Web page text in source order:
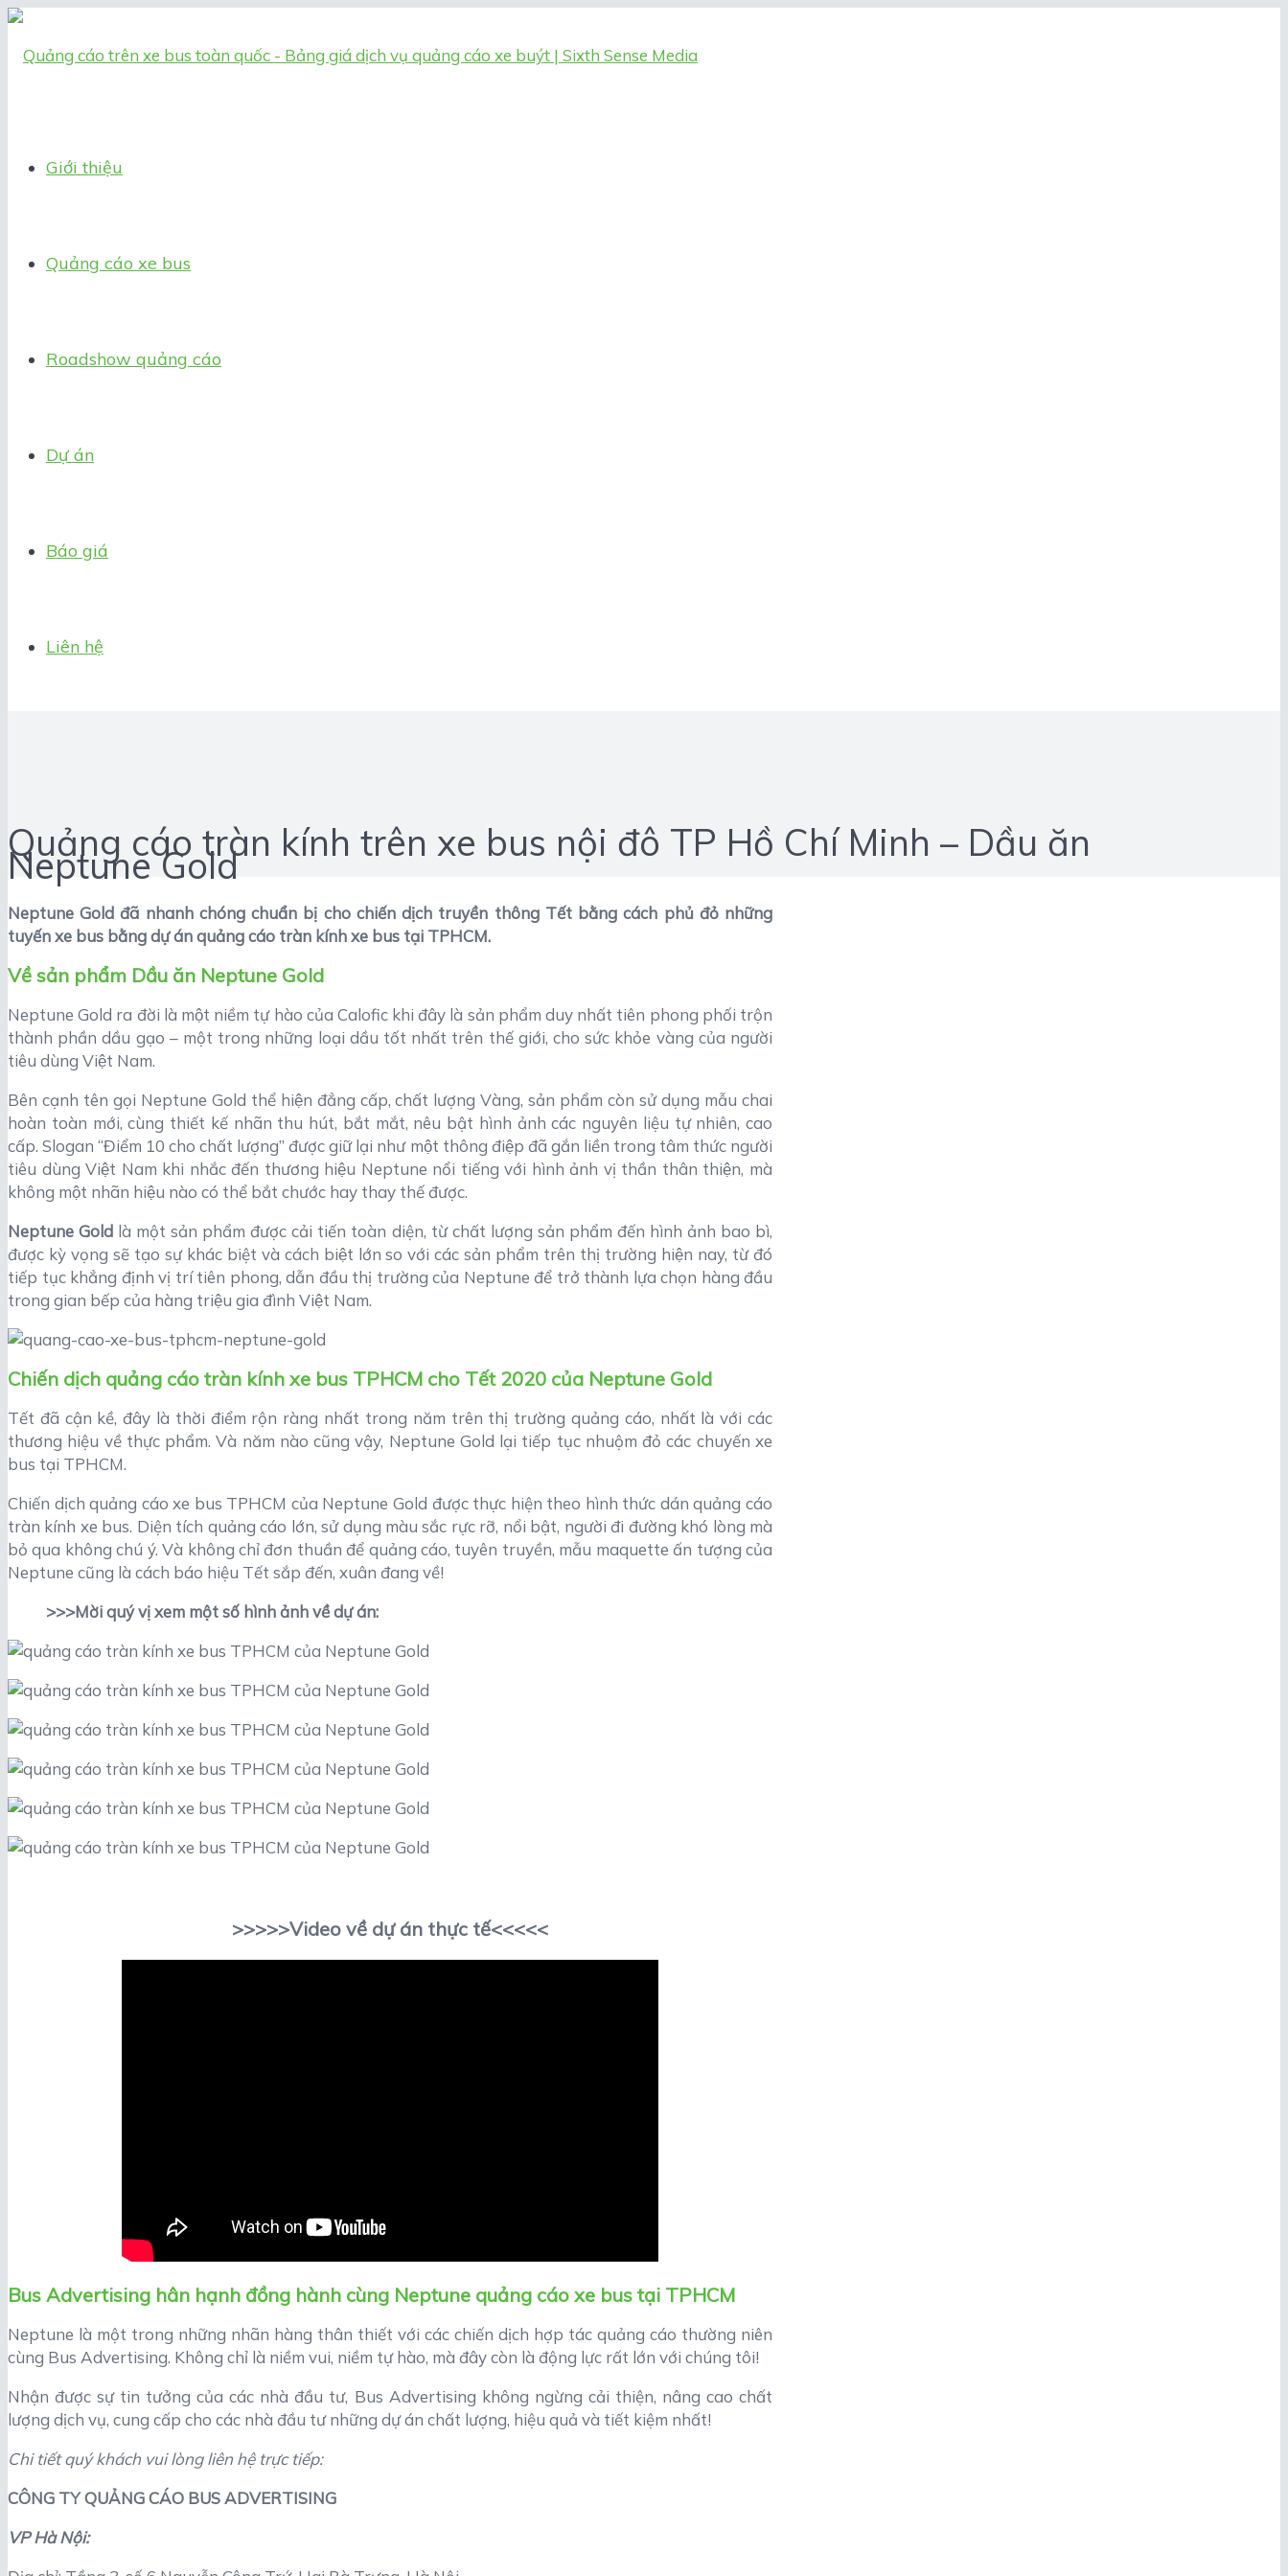
Giới thiệu
Quảng cáo xe bus
Roadshow quảng cáo
Dự án
Báo giá
Liên hệ
Quảng cáo tràn kính trên xe bus nội đô TP Hồ Chí Minh – Dầu ăn
Neptune Gold
Neptune Gold đã nhanh chóng chuẩn bị cho chiến dịch truyền thông Tết bằng cách phủ đỏ những
tuyến xe bus bằng dự án quảng cáo tràn kính xe bus tại TPHCM.
Về sản phẩm Dầu ăn Neptune Gold
Neptune Gold ra đời là một niềm tự hào của Calofic khi đây là sản phẩm duy nhất tiên phong phối trộn
thành phần dầu gạo – một trong những loại dầu tốt nhất trên thế giới, cho sức khỏe vàng của người
tiêu dùng Việt Nam.
Bên cạnh tên gọi Neptune Gold thể hiện đẳng cấp, chất lượng Vàng, sản phẩm còn sử dụng mẫu chai
hoàn toàn mới, cùng thiết kế nhãn thu hút, bắt mắt, nêu bật hình ảnh các nguyên liệu tự nhiên, cao
cấp. Slogan “Điểm 10 cho chất lượng” được giữ lại như một thông điệp đã gắn liền trong tâm thức người
tiêu dùng Việt Nam khi nhắc đến thương hiệu Neptune nổi tiếng với hình ảnh vị thần thân thiện, mà
không một nhãn hiệu nào có thể bắt chước hay thay thế được.
Neptune Gold là một sản phẩm được cải tiến toàn diện, từ chất lượng sản phẩm đến hình ảnh bao bì,
được kỳ vọng sẽ tạo sự khác biệt và cách biệt lớn so với các sản phẩm trên thị trường hiện nay, từ đó
tiếp tục khẳng định vị trí tiên phong, dẫn đầu thị trường của Neptune để trở thành lựa chọn hàng đầu
trong gian bếp của hàng triệu gia đình Việt Nam.
Chiến dịch quảng cáo tràn kính xe bus TPHCM cho Tết 2020 của Neptune Gold
Tết đã cận kề, đây là thời điểm rộn ràng nhất trong năm trên thị trường quảng cáo, nhất là với các
thương hiệu về thực phẩm. Và năm nào cũng vậy, Neptune Gold lại tiếp tục nhuộm đỏ các chuyến xe
bus tại TPHCM.
Chiến dịch quảng cáo xe bus TPHCM của Neptune Gold được thực hiện theo hình thức dán quảng cáo
tràn kính xe bus. Diện tích quảng cáo lớn, sử dụng màu sắc rực rỡ, nổi bật, người đi đường khó lòng mà
bỏ qua không chú ý. Và không chỉ đơn thuần để quảng cáo, tuyên truyền, mẫu maquette ấn tượng của
Neptune cũng là cách báo hiệu Tết sắp đến, xuân đang về!
>>>Mời quý vị xem một số hình ảnh về dự án:
>>>>>Video về dự án thực tế<<<<<
Bus Advertising hân hạnh đồng hành cùng Neptune quảng cáo xe bus tại TPHCM
Neptune là một trong những nhãn hàng thân thiết với các chiến dịch hợp tác quảng cáo thường niên
cùng Bus Advertising. Không chỉ là niềm vui, niềm tự hào, mà đây còn là động lực rất lớn với chúng tôi!
Nhận được sự tin tưởng của các nhà đầu tư, Bus Advertising không ngừng cải thiện, nâng cao chất
lượng dịch vụ, cung cấp cho các nhà đầu tư những dự án chất lượng, hiệu quả và tiết kiệm nhất!
Chi tiết quý khách vui lòng liên hệ trực tiếp:
CÔNG TY QUẢNG CÁO BUS ADVERTISING
VP Hà Nội: